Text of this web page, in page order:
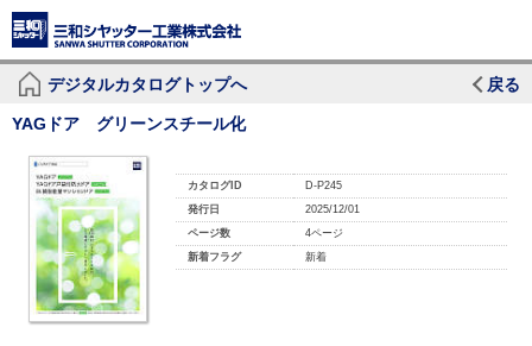
デジタルカタログトップへ 戻る
YAGドア グリーンスチール化
カタログID
D-P245
発行日
2025/12/01
ページ数
4ページ
新着フラグ
新着